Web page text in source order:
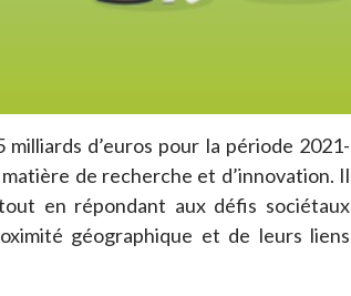
d’euros pour la période 2021-
de recherche et d’innovation. Il
en répondant aux défis sociétaux
géographique et de leurs liens